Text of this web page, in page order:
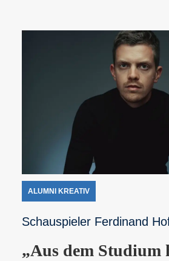
ALUMNI KREATIV
Schauspieler Ferdinand
„Aus dem Studium